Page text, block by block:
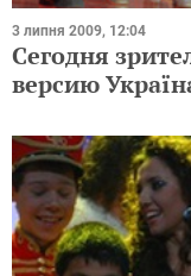
3 липня 2009, 12:04
Сегодня
версию